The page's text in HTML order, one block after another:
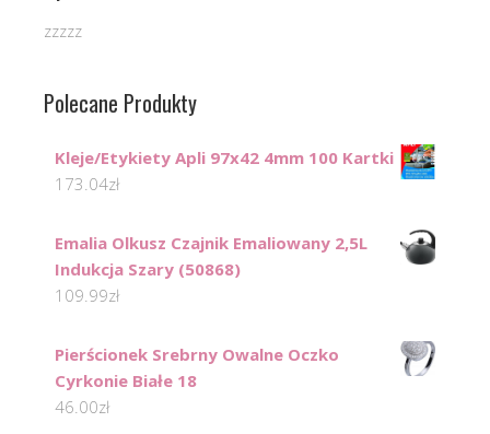
zzzzz
Polecane Produkty
Kleje/Etykiety Apli 97x42 4mm 100 Kartki
173.04zł
Emalia Olkusz Czajnik Emaliowany 2,5L
Indukcja Szary (50868)
109.99zł
Pierścionek Srebrny Owalne Oczko
Cyrkonie Białe 18
46.00zł